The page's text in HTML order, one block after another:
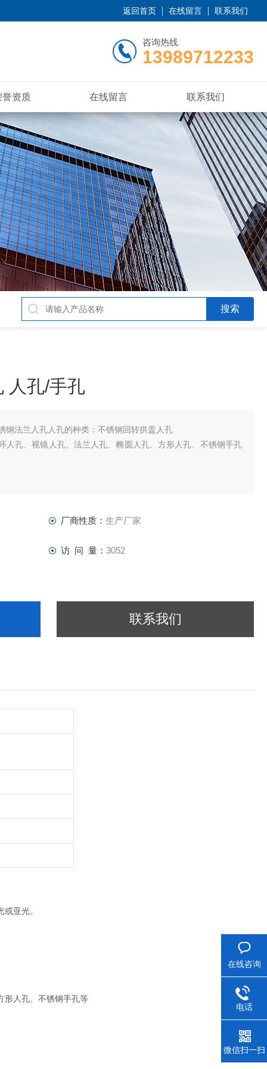
返回首页 在线留言 联系我们
咨询热线
13989712233
誉资质 在线留言 联系我们
人孔/手孔
钢法兰人孔人孔的种类：不锈钢回转拱盖人孔
人孔、视镜人孔、法兰人孔、椭圆人孔、方形人孔、不锈钢手孔
厂商性质： 生产厂家
访 问 量： 3052
联系我们
亚光。
形人孔、不锈钢手孔等
在线咨询
电话
微信扫一扫